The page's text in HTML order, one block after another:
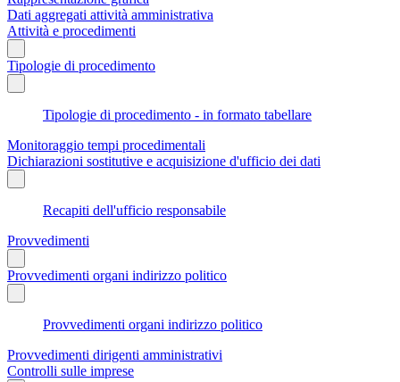
Dati aggregati attività amministrativa
Attività e procedimenti
Tipologie di procedimento
Tipologie di procedimento - in formato tabellare
Monitoraggio tempi procedimentali
Dichiarazioni sostitutive e acquisizione d'ufficio dei dati
Recapiti dell'ufficio responsabile
Provvedimenti
Provvedimenti organi indirizzo politico
Provvedimenti organi indirizzo politico
Provvedimenti dirigenti amministrativi
Controlli sulle imprese